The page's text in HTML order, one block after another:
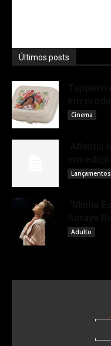
Últimos posts
Cinema
Lançamentos
Adulto